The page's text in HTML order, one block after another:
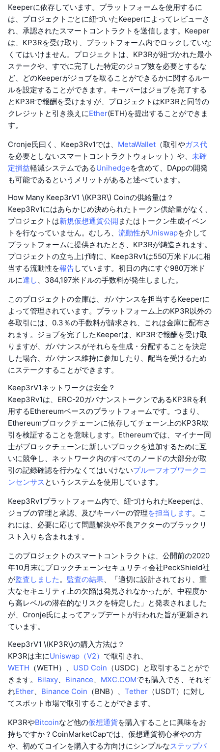
Keeperに依存しています。プラットフォームを使用するに
は、プロジェクトごとに紐づいたKeeperによってレビューさ
れ、承認されたスマートコントラクトを送信します。Keeper
は、KP3Rを受け取り、プラットフォーム内でロックしていな
くてはいけません。プロジェクトは、KP3Rが紐づかれた最小
ステークや、すでに完了した特定のジョブ数を必要とするな
ど、どのKeeperがジョブを取ることができるかに関するルー
ルを設定することができます。キーパーはジョブを完了する
とKP3Rで報酬を受けますが、プロジェクトはKP3Rと同等の
クレジットと引き換えにEther(ETH)を提出することができま
す。
Cronje氏曰く、Keep3Rv1では、 MetaWallet （取引やガス代
を必要としないスマートコントラクトウォレット）や、 未確
定損益軽減システムであるUnihedgeを含めて、DAppの開発
も可能であるというメリットがあると述べています。
How Many Keep3rV1 \(KP3R\) Coinの供給量は？
Keep3Rv1にはあらかじめ決められたトークン供給量がなく、
プロジェクトは新規仮想通貨公開 またはトークン生成イベン
トを行なっていません。むしろ、 流動性がUniswapを介して
プラットフォームに提供されたとき、KP3Rが鋳造されます。
プロジェクトの立ち上げ時に、Keep3Rv1は550万米ドルに相
当する流動性を報告しています。初日の内にすぐ980万米ド
ルに達し 、384,197米ドルの手数料が発生しました。
このプロジェクトの金庫は、ガバナンスを担当するKeeperに
よって管理されています。プラットフォーム上のKP3R以外の
各取引には、0.3％の手数料が請求され、これは金庫に配布さ
れます。ジョブを完了したKeeperは、KP3Rで報酬を受け取
りますが、ガバナンスがそれらを生成・分配することを決定
した場合、ガバナンス維持に参加したり、配当を受けるため
にステークすることができます。
Keep3rV1ネットワークは安全？
Keep3Rv1は、ERC-20ガバナンストークンであるKP3Rを利
用するEthereumベースのプラットフォームです。つまり、
Ethereumブロックチェーンに依存してチェーン上のKP3R取
引を検証することを意味します。Ethereumでは、マイナー同
士がブロックチェーンに新しいブロックを追加するために互
いに競争し、ネットワーク内のすべてのノードの大部分が取
引の記録確認を行わなくてはいけないプルーフオブワーク コ
ンセンサス というシステムを使用しています。
Keep3Rv1プラットフォーム内で、紐づけられたKeeperは、
ジョブの管理と承認、及びキーパーの管理を担当します。こ
れには、必要に応じて問題解決や不良アクターのブラックリ
スト入りも含まれます。
このプロジェクトのスマートコントラクトは、公開前の2020
年10月末にブロックチェーンセキュリティ会社PeckShield社
が監査しました 。 監査の結果 、「適切に設計されており、重
大なセキュリティ上の欠陥は発見されなかったが、中程度か
ら高レベルの潜在的なリスクを特定した」と発表されました
が、Cronje氏によってアップデートが行われた旨が更新され
ています。
Keep3rV1 \(KP3R\)の購入方法は？
KP3Rは主にUniswap（V2） で取引され、
WETH （WETH）、 USD Coin （USDC）と取引することがで
きます。 Bilaxy Binance MXC.COMでも購入でき、それぞ
れEther Binance Coin （BNB）、 Tether （USDT）に対し
てスポット市場で取引することができます。
KP3RやBitcoinなど他の仮想通貨を購入することに興味をお
持ちですか？CoinMarketCapでは、仮想通貨初心者やの方
や、初めてコインを購入する方向けにシンプルなステップバ